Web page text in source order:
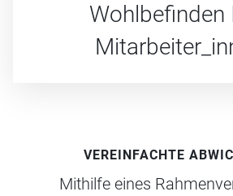
Wohlbefinden
VEREINFACHTE
Mithilfe eines